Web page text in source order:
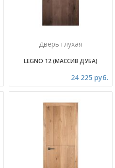
Дверь глухая
LEGNO 12 (МАССИВ ДУБА)
24 225 руб.